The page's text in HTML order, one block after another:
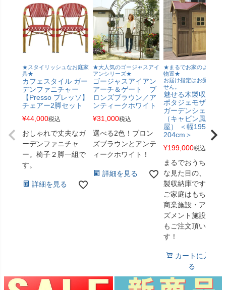
★スタイリッシュなお庭家
具★
カフェスタイル ガー
デンファニチャー
【Presso プレッソ】
チェアー2脚セット
¥44,000税込
おしゃれで丈夫なガ
ーデンファニチャ
ー。椅子２脚一組で
す。
詳細を見る
★大人気のゴージャスアイ
アンシリーズ★
ゴージャスアイアン
アーチ＆ゲート ブ
ロンズブラウン／ア
ンティークホワイト
¥31,000税込
選べる2色！ブロン
ズブラウンとアンテ
ィークホワイト！
詳細を見る
★まるでお家のような大
物置★
お届け指定はお受けでき
せん。
魅せる木製収納
ポタジェモザイ
ガーデンシェッド
（キャビン風物置
屋） ＜幅195×高さ
204cm＞
¥199,000税込
まるでおうちのよ
な見た目の、大型
製収納庫です。一
ご家庭はもちろん
商業施設・アミュ
ズメント施設様か
もご注文頂いてい
す！
カートに入れ
る